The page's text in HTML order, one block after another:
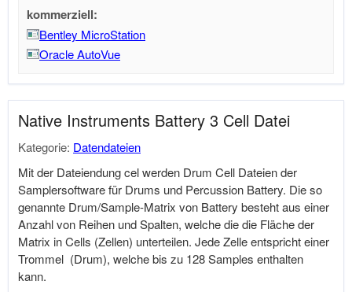
kommerziell:
Bentley MicroStation
Oracle AutoVue
Native Instruments Battery 3 Cell Datei
Kategorie: Datendateien
Mit der Dateiendung cel werden Drum Cell Dateien der
Samplersoftware für Drums und Percussion Battery. Die so
genannte Drum/Sample-Matrix von Battery besteht aus einer
Anzahl von Reihen und Spalten, welche die die Fläche der
Matrix in Cells (Zellen) unterteilen. Jede Zelle entspricht einer
Trommel (Drum), welche bis zu 128 Samples enthalten
kann.